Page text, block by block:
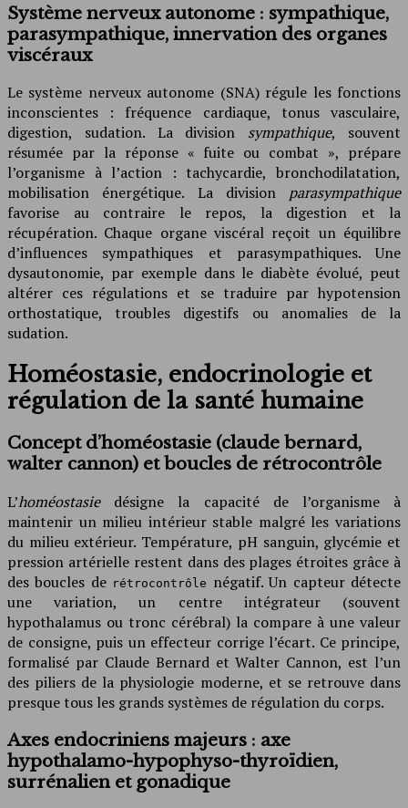
Système nerveux autonome : sympathique,
parasympathique, innervation des organes
viscéraux
Le système nerveux autonome (SNA) régule les fonctions
inconscientes : fréquence cardiaque, tonus vasculaire,
digestion, sudation. La division sympathique, souvent
résumée par la réponse « fuite ou combat », prépare
l’organisme à l’action : tachycardie, bronchodilatation,
mobilisation énergétique. La division parasympathique
favorise au contraire le repos, la digestion et la
récupération. Chaque organe viscéral reçoit un équilibre
d’influences sympathiques et parasympathiques. Une
dysautonomie, par exemple dans le diabète évolué, peut
altérer ces régulations et se traduire par hypotension
orthostatique, troubles digestifs ou anomalies de la
sudation.
Homéostasie, endocrinologie et
régulation de la santé humaine
Concept d’homéostasie (claude bernard,
walter cannon) et boucles de rétrocontrôle
L’homéostasiedésigne la capacité de l’organisme à
maintenir un milieu intérieur stable malgré les variations
du milieu extérieur. Température, pH sanguin, glycémie et
pression artérielle restent dans des plages étroites grâce à
des boucles de rétrocontrôle négatif. Un capteur détecte
une variation, un centre intégrateur (souvent
hypothalamus ou tronc cérébral) la compare à une valeur
de consigne, puis un effecteur corrige l’écart. Ce principe,
formalisé par Claude Bernard et Walter Cannon, est l’un
des piliers de la physiologie moderne, et se retrouve dans
presque tous les grands systèmes de régulation du corps.
Axes endocriniens majeurs : axe
hypothalamo-hypophyso-thyroïdien,
surrénalien et gonadique